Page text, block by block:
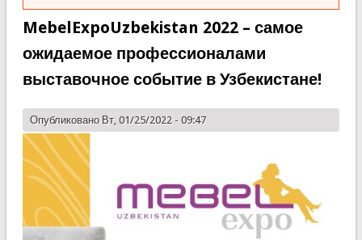
MebelExpoUzbekistan 2022 – самое
ожидаемое профессионалами
выставочное событие в Узбекистане!
Опубликовано Вт, 01/25/2022 - 09:47